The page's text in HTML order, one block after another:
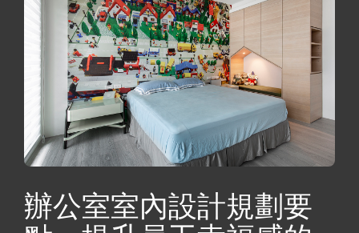
辦公室室內設計規劃要